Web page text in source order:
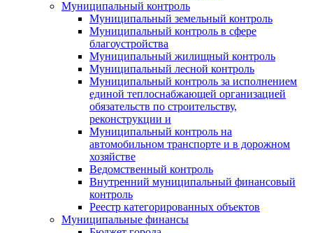
Муниципальный контроль
Муниципальный земельный контроль
Муниципальный контроль в сфере
благоустройства
Муниципальный жилищный контроль
Муниципальный лесной контроль
Муниципальный контроль за исполнением
единой теплоснабжающей организацией
обязательств по строительству,
реконструкции и
Муниципальный контроль на
автомобильном транспорте и в дорожном
хозяйстве
Ведомственный контроль
Внутренний муниципальный финансовый
контроль
Реестр категорированных объектов
Муниципальные финансы